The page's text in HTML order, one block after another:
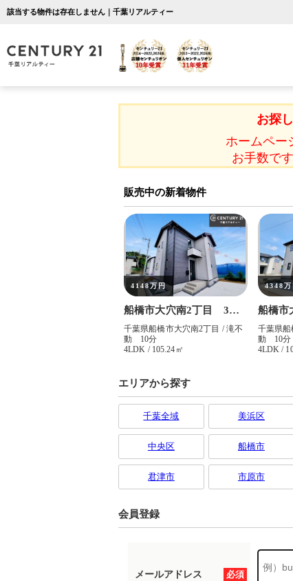
該当する物件は存在しません｜千葉リアルティー
お探
ホームペー
お手数で
エリアから探す
千葉全域 美浜区
中央区 船橋市
君津市 市原市
会員登録
必須
メールアドレス